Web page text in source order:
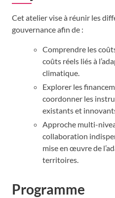
Cet atelier vise à réunir les
gouvernance afin de :
Comprendre les
coûts réels liés à
climatique.
Explorer les
coordonner les
existants et
Approche multi-
collaboration
mise en œuvre de
territoires.
Programme